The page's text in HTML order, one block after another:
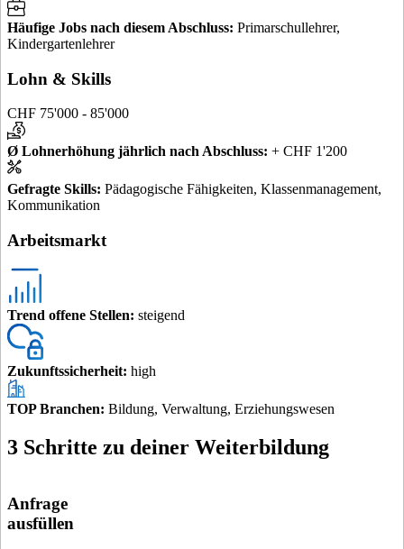
Häufige Jobs nach diesem Abschluss: Primarschullehrer,
Kindergartenlehrer
Lohn & Skills
CHF 75'000 - 85'000
Ø Lohnerhöhung jährlich nach Abschluss: + CHF 1'200
Gefragte Skills: Pädagogische Fähigkeiten, Klassenmanagement,
Kommunikation
Arbeitsmarkt
Trend offene Stellen: steigend
Zukunftssicherheit: high
TOP Branchen: Bildung, Verwaltung, Erziehungswesen
3 Schritte zu deiner Weiterbildung
Anfrage
ausfüllen